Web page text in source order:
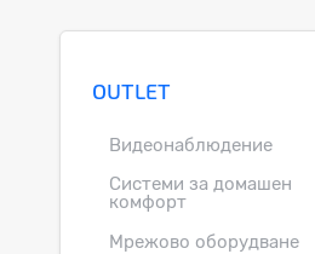
OUTLET
Видеонаблюдение
Системи за домашен
комфорт
Мрежово оборудване